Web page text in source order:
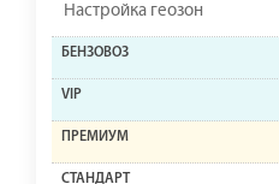
Настройка геозон